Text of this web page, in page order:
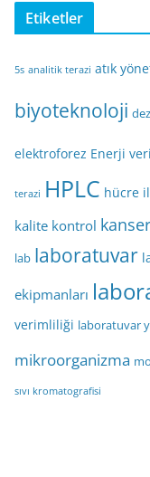
Etiketler
5s analitik terazi atık
biyoteknoloji
elektroforez Enerji
terazi HPLC hücre
kalite kontrol kanser
lab laboratuvar
ekipmanları
verimliliği laboratuvar
mikroorganizma
sıvı kromatografisi